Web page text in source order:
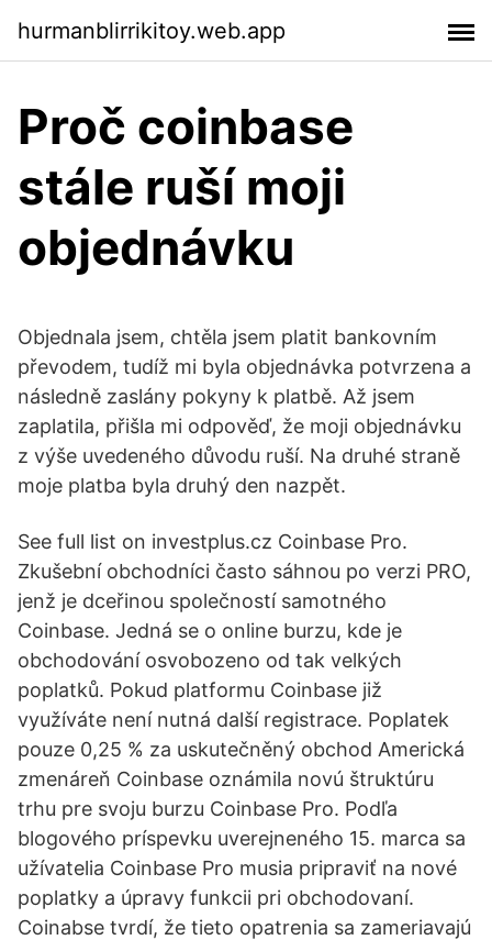
hurmanblirrikitoy.web.app
Proč coinbase
stále ruší moji
objednávku
Objednala jsem, chtěla jsem platit bankovním
převodem, tudíž mi byla objednávka potvrzena a
následně zaslány pokyny k platbě. Až jsem
zaplatila, přišla mi odpověď, že moji objednávku
z výše uvedeného důvodu ruší. Na druhé straně
moje platba byla druhý den nazpět.
See full list on investplus.cz Coinbase Pro.
Zkušební obchodníci často sáhnou po verzi PRO,
jenž je dceřinou společností samotného
Coinbase. Jedná se o online burzu, kde je
obchodování osvobozeno od tak velkých
poplatků. Pokud platformu Coinbase již
využíváte není nutná další registrace. Poplatek
pouze 0,25 % za uskutečněný obchod Americká
zmenáreň Coinbase oznámila novú štruktúru
trhu pre svoju burzu Coinbase Pro. Podľa
blogového príspevku uverejneného 15. marca sa
užívatelia Coinbase Pro musia pripraviť na nové
poplatky a úpravy funkcii pri obchodovaní.
Coinabse tvrdí, že tieto opatrenia sa zameriavajú